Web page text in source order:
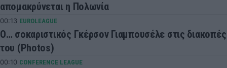
απομακρύνεται η Πολωνία
00:13 EUROLEAGUE
Ο… σοκαριστικός Γκέρσον Γιαμπουσέλε στις διακοπές
του (Photos)
00:10 CONFERENCE LEAGUE